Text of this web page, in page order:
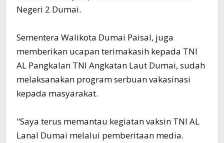
Negeri 2 Dumai.
Sementera Walikota Dumai Paisal, juga
memberikan ucapan terimakasih kepada TNI
AL Pangkalan TNI Angkatan Laut Dumai, sudah
melaksanakan program serbuan vakasinasi
kepada masyarakat.
"Saya terus memantau kegiatan vaksin TNI AL
Lanal Dumai melalui pemberitaan media.